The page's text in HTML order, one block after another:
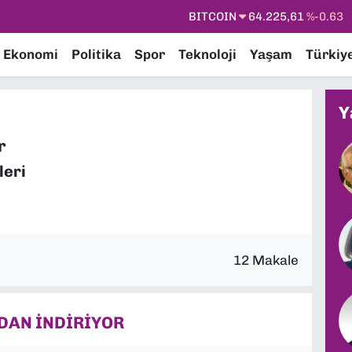
DOLAR 47,6704 %0
STERLİN 64,2143%0
%-0.63
Ekonomi Politika Spor Teknoloji Yaşam
12 Makale
İNDİRİYOR